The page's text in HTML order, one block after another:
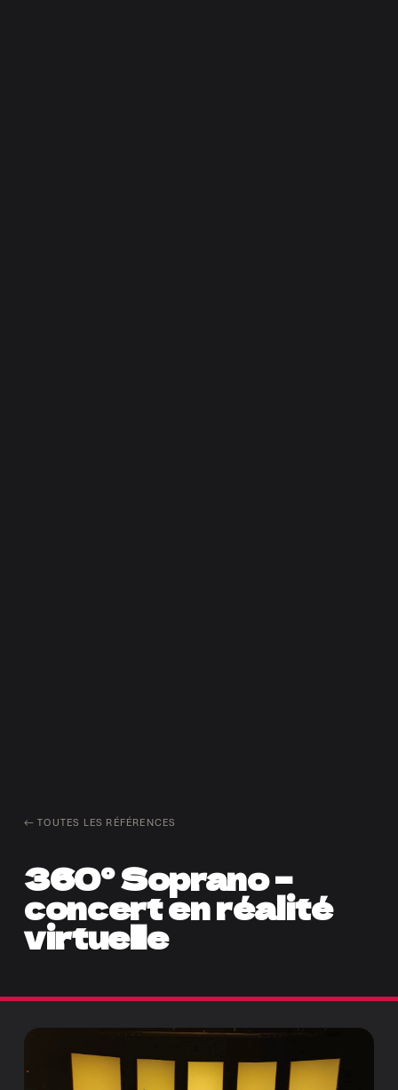
← TOUTES LES RÉFÉRENCES
360° Soprano –
concert en réalité
virtuelle